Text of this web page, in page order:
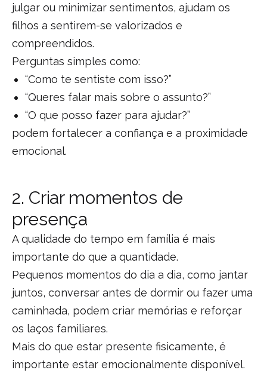
julgar ou minimizar sentimentos, ajudam os
filhos a sentirem-se valorizados e
compreendidos.
Perguntas simples como:
“Como te sentiste com isso?”
“Queres falar mais sobre o assunto?”
“O que posso fazer para ajudar?”
podem fortalecer a confiança e a proximidade
emocional.
2. Criar momentos de
presença
A qualidade do tempo em família é mais
importante do que a quantidade.
Pequenos momentos do dia a dia, como jantar
juntos, conversar antes de dormir ou fazer uma
caminhada, podem criar memórias e reforçar
os laços familiares.
Mais do que estar presente fisicamente, é
importante estar emocionalmente disponível.